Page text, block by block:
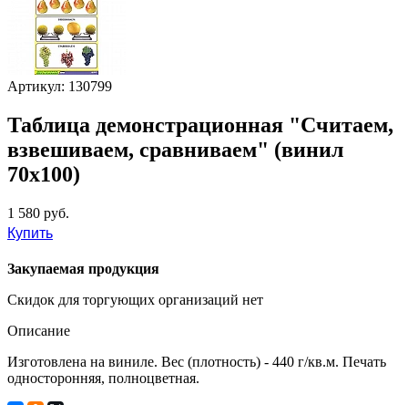
Артикул: 130799
Таблица демонстрационная "Считаем,
взвешиваем, сравниваем" (винил
70x100)
1 580 руб.
Купить
Закупаемая продукция
Скидок для торгующих организаций нет
Описание
Изготовлена на виниле. Вес (плотность) - 440 г/кв.м. Печать
односторонняя, полноцветная.